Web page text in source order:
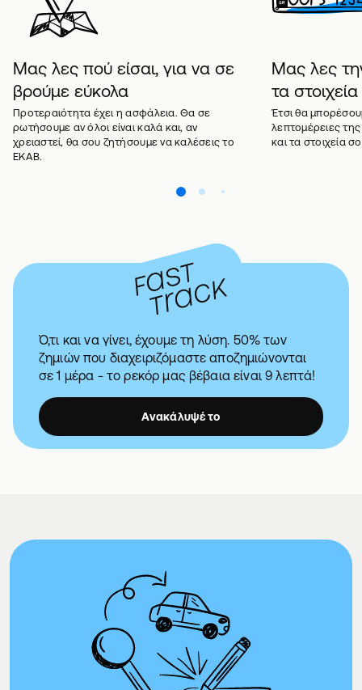
Μας λες πού είσαι, για να σε
βρούμε εύκολα
Προτεραιότητα έχει η ασφάλεια. Θα σε
ρωτήσουμε αν όλοι είναι καλά και, αν
χρειαστεί, θα σου ζητήσουμε να καλέσεις το
ΕΚΑΒ.
Μας λες
τα
Έτσι θα
λεπτομέρειες
και τα στοιχεία
Ό,τι και να γίνει, έχουμε τη λύση. 50% των
ζημιών που διαχειριζόμαστε αποζημιώνονται
σε 1 μέρα - το ρεκόρ μας βέβαια είναι 9 λεπτά!
Ανακάλυψέ το